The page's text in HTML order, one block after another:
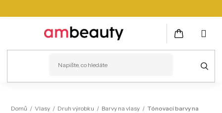
na
NÁKUPNÍ
KOŠÍK
Domů / Vlasy / Druh výrobku / Barvy na vlasy / Tónovací barvy na